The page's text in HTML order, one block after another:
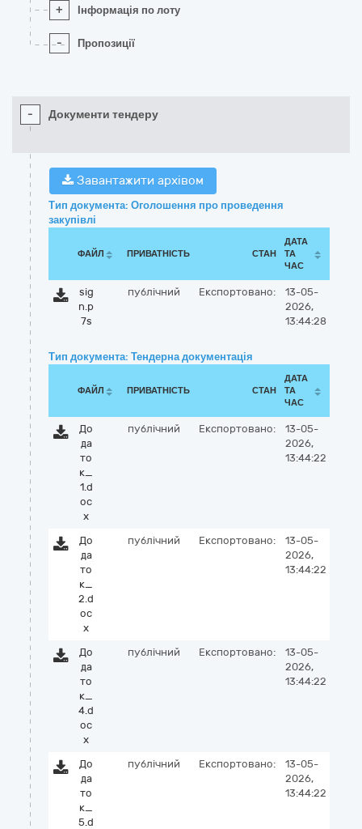
+ Інформація по лоту
- Пропозиції
- Документи тендеру
Завантажити архівом
Тип документа: Оголошення про проведення
закупівлі
ФАЙЛ ПРИВАТНІСТЬ СТАН
ДАТА
ТА
ЧАС
sig
n.p
7s
публічний Експортовано:
13-05-
2026,
13:44:28
Тип документа: Тендерна документація
ФАЙЛ ПРИВАТНІСТЬ СТАН
ДАТА
ТА
ЧАС
До
да
то
к_
1.d
oc
x
публічний Експортовано:
13-05-
2026,
13:44:22
До
да
то
к_
2.d
oc
x
публічний Експортовано:
13-05-
2026,
13:44:22
До
да
то
к_
4.d
oc
x
публічний Експортовано:
13-05-
2026,
13:44:22
До
да
то
к_
5.d
публічний Експортовано:
13-05-
2026,
13:44:22